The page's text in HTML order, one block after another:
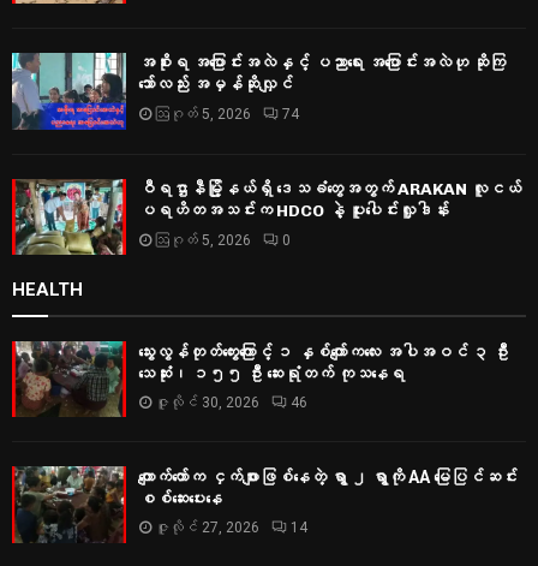
အစိုးရ အပြောင်းအလဲနှင့် ပညာရေး အပြောင်းအလဲဟု ဆိုကြ
သော်လည်း အမှန်ဆိုလျှင်
ဩဂုတ် 5, 2026 74
ဝီရဌာနီမြို့နယ်ရှိ‌ ဒေသခံတွေအတွက် ARAKAN လူငယ်
ပရဟိတအသင်းက HDCO နဲ့ ပူးပေါင်းလှူဒါန်း
ဩဂုတ် 5, 2026 0
HEALTH
သွေးလွန်တုတ်ကွေးကြောင့် ၁ နှစ်ကျော်ကလေး အပါအဝင် ၃ ဦး
သေဆုံး၊ ၁၅၅ ဦး ဆေးရုံတက် ကုသနေရ
ဇူလိုင် 30, 2026 46
ကျောက်တော်က ငှက်ဖျားဖြစ်နေတဲ့ ရွာ ၂ ရွာကို AA မြေပြင်ဆင်း
စစ်‌ဆေးပေးနေ
ဇူလိုင် 27, 2026 14